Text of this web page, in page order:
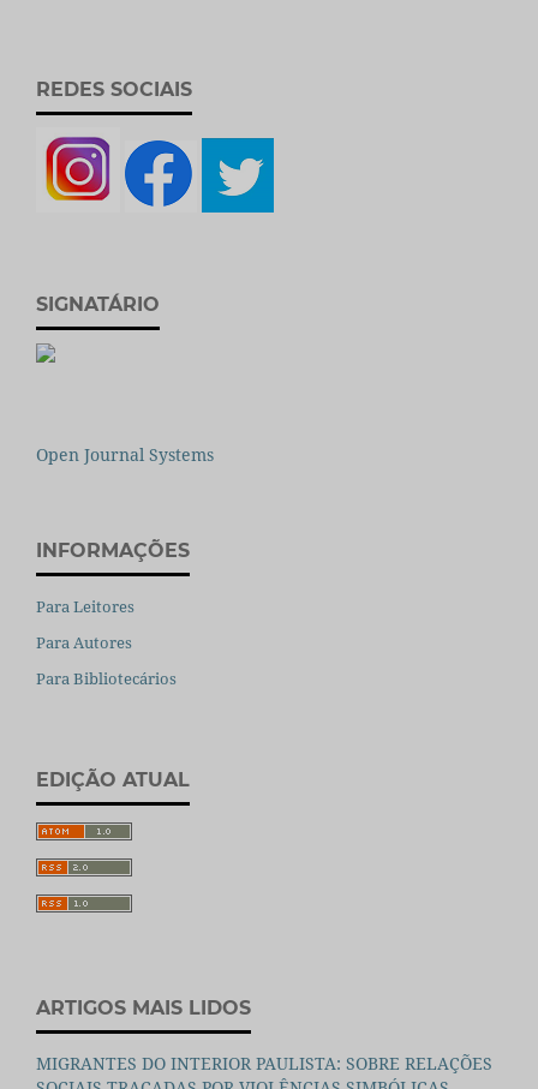
REDES SOCIAIS
SIGNATÁRIO
Open Journal Systems
INFORMAÇÕES
Para Leitores
Para Autores
Para Bibliotecários
EDIÇÃO ATUAL
ARTIGOS MAIS LIDOS
MIGRANTES DO INTERIOR PAULISTA: SOBRE RELAÇÕES